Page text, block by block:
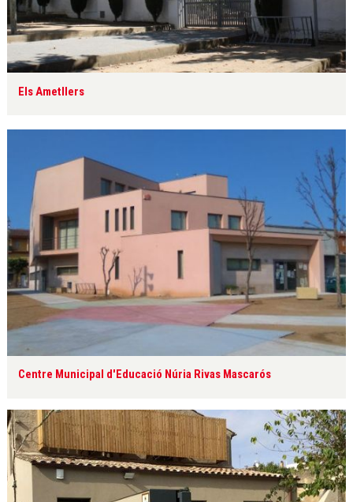
Els Ametllers
Centre Municipal d'Educació Núria Rivas Mascarós